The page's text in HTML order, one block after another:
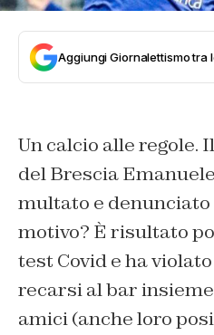
Aggiungi Giornalettismo tra
Un calcio alle regole.
del Brescia
multato e
motivo? È risultato
test Covid e ha
recarsi al bar
amici (anche loro